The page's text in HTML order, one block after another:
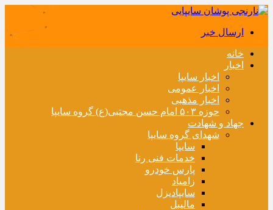
ارسال خبر
خانه
اخبار
اخبار سایپا
اخبار عمومی
اخبار مذهبی
حوزه ۵۰۳ امام حسن مجتبی(ع) گروه سایپا
جهاد و شهادت
شهدای گروه سایپا
سایپا
خدمات فنی رنا
پارس خودرو
زامیاد
سایپادیزل
مالیبل